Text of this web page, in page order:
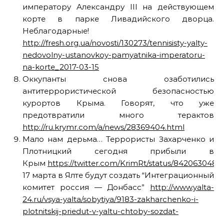
императору Александру III на действующем
корте в парке Ливадийского дворца.
Неблагодарные!
http://fresh.org.ua/novosti/130273/tennisisty-yalty-
nedovolny-ustanovkoy-pamyatnika-imperatoru-
na-korte_2017-03-15
Оккупанты снова озаботились
антитеррористической безопасностью
курортов Крыма. Говорят, что уже
предотвратили много терактов
http://ru.krymr.com/a/news/28369404.html
Мало нам дерьма… Террористы Захарченко и
Плотницкий сегодня прибыли в
Крым https://twitter.com/KrimRt/status/
17 марта в Ялте будут создать “Интеграционный
комитет россия — Донбасс” http://www.yalta-
24.ru/vsya-yalta/sobytiya/9183-zakharchenko-i-
plotnitskij-priedut-v-yaltu-chtoby-sozdat-